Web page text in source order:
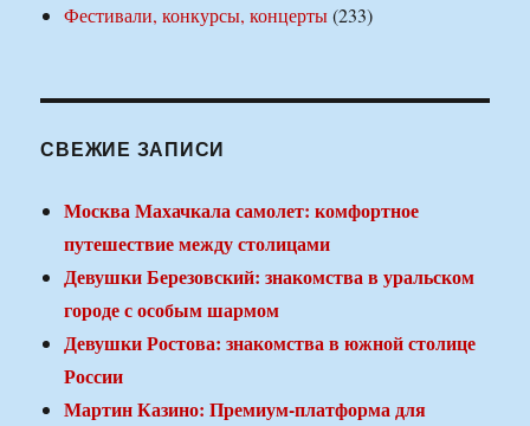
Фестивали, конкурсы, концерты(233)
СВЕЖИЕ ЗАПИСИ
Москва Махачкала самолет: комфортное
путешествие между столицами
Девушки Березовский: знакомства в уральском
городе с особым шармом
Девушки Ростова: знакомства в южной столице
России
Мартин Казино: Премиум-платформа для